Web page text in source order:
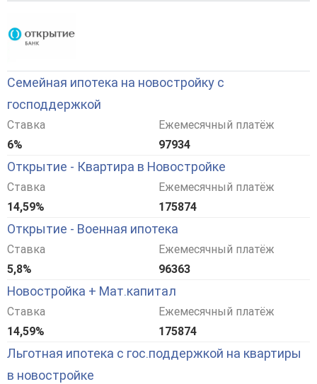
Семейная ипотека на новостройку с
господдержкой
Ставка
6%
Ежемесячный платёж
97934
Открытие - Квартира в Новостройке
Ставка
14,59%
Ежемесячный платёж
175874
Открытие - Военная ипотека
Ставка
5,8%
Ежемесячный платёж
96363
Новостройка + Мат.капитал
Ставка
14,59%
Ежемесячный платёж
175874
Льготная ипотека с гос.поддержкой на квартиры
в новостройке